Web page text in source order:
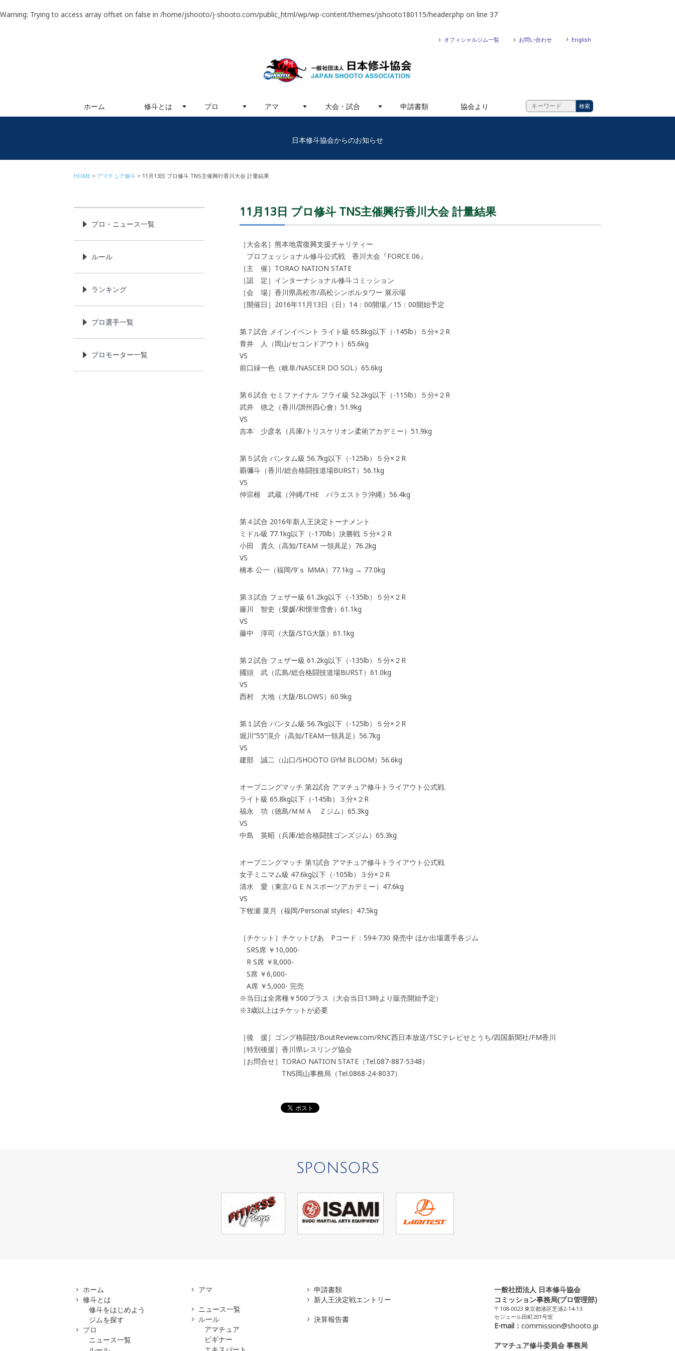
Warning: Trying to access array offset on false in /home/jshooto/j-shooto.com/public_html/wp/wp-content/themes/jshooto180115/header.php on line 37
オフィシャルジム一覧 お問い合わせ English
ホーム 修斗とは プロ アマ 大会・試合 申請書類 協会より
日本修斗協会からのお知らせ
HOME アマチュア修斗 11月13日 プロ修斗 TNS主催興行香川大会 計量結果
11月13日 プロ修斗 TNS主催興行香川大会 計量結果
［大会名］熊本地震復興支援チャリティー
プロフェッショナル修斗公式戦 香川大会『FORCE 06』
［主 催］TORAO NATION STATE
［認 定］インターナショナル修斗コミッション
［会 場］香川県高松市/高松シンボルタワー 展示場
［開催日］2016年11月13日（日）14：00開場／15：00開始予定
第７試合 メインイベント ライト級 65.8kg以下（-145lb）５分×２R
青井 人（岡山/セコンドアウト）65.6kg
VS
前口緑一色（岐阜/NASCER DO SOL）65.6kg
第６試合 セミファイナル フライ級 52.2kg以下（-115lb）５分×２R
武井 徳之（香川/讃州四心會）51.9kg
VS
吉本 少彦名（兵庫/トリスケリオン柔術アカデミー）51.9kg
第５試合 バンタム級 56.7kg以下（-125lb）５分×２R
覇彌斗（香川/総合格闘技道場BURST）56.1kg
VS
仲宗根 武蔵（沖縄/THE パラエストラ沖縄）56.4kg
第４試合 2016年新人王決定トーナメント
ミドル級 77.1kg以下（-170lb）決勝戦 ５分×２R
小田 貴久（高知/TEAM 一領具足）76.2kg
VS
橋本 公一（福岡/9’ｓ MMA）77.1kg → 77.0kg
第３試合 フェザー級 61.2kg以下（-135lb）５分×２R
藤川 智史（愛媛/和憬蛍雪會）61.1kg
VS
藤中 淳司（大阪/STG大阪）61.1kg
第２試合 フェザー級 61.2kg以下（-135lb）５分×２R
國頭 武（広島/総合格闘技道場BURST）61.0kg
VS
西村 大地（大阪/BLOWS）60.9kg
第１試合 バンタム級 56.7kg以下（-125lb）５分×２R
堀川“55”滉介（高知/TEAM一領具足）56.7kg
VS
建部 誠二（山口/SHOOTO GYM BLOOM）56.6kg
オープニングマッチ 第2試合 アマチュア修斗トライアウト公式戦
ライト級 65.8kg以下（-145lb）３分×２R
福永 功（徳島/ＭＭＡ Ｚジム）65.3kg
VS
中島 英昭（兵庫/総合格闘技ゴンズジム）65.3kg
オープニングマッチ 第1試合 アマチュア修斗トライアウト公式戦
女子ミニマム級 47.6kg以下（-105lb）３分×２R
清水 愛（東京/ＧＥＮスポーツアカデミー）47.6kg
VS
下牧瀬 菜月（福岡/Personal styles）47.5kg
［チケット］チケットぴあ Pコード：594-730 発売中 ほか出場選手各ジム
SRS席 ￥10,000-
R S席 ￥8,000-
S席 ￥6,000-
A席 ￥5,000- 完売
※当日は全席種￥500プラス（大会当日13時より販売開始予定）
※3歳以上はチケットが必要
［後 援］ゴング格闘技/BoutReview.com/RNC西日本放送/TSCテレビせとうち/四国新聞社/FM香川
［特別後援］香川県レスリング協会
［お問合せ］TORAO NATION STATE（Tel.087-887-5348）
TNS岡山事務局（Tel.0868-24-8037）
プロ・ニュース一覧
ルール
ランキング
プロ選手一覧
プロモーター一覧
SPONSORS
ホーム
修斗とは
修斗をはじめよう
ジムを探す
プロ
ニュース一覧
アマ
ニュース一覧
ルール
アマチュア
ビギナー
申請書類
新人王決定戦エントリー
決算報告書
一般社団法人 日本修斗協会
コミッション事務局(プロ管理部)
〒108-0023 東京都港区芝浦2-14-13
セジュール田町201号室
E-mail： commission@shooto.jp
アマチュア修斗委員会 事務局